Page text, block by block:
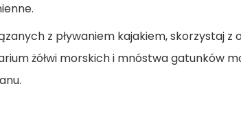
z pływaniem kajakiem, skorzystaj z
żółwi morskich i mnóstwa gatunków